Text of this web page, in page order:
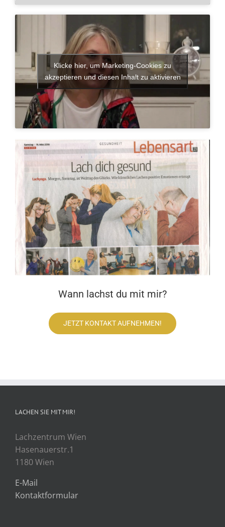
Klicke hier, um Marketing-Cookies zu
akzeptieren und diesen Inhalt zu aktivieren
Wann lachst du mit mir?
JETZT KONTAKT AUFNEHMEN!
LACHEN SIE MIT MIR!
Lachzentrum Wien
Hasenauerstr.1
1180 Wien
E-Mail
Kontaktformular